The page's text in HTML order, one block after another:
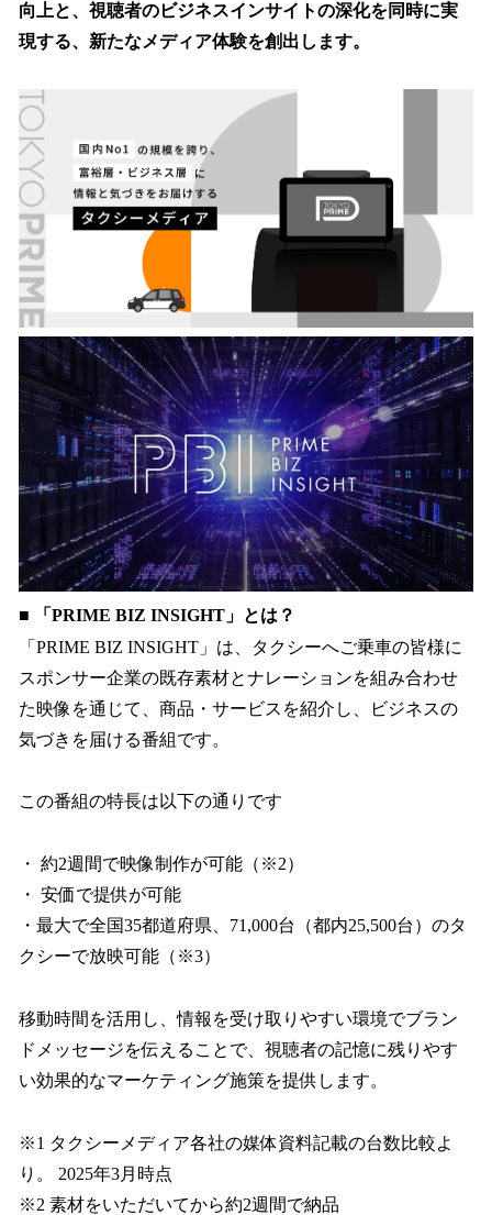
向上と、視聴者のビジネスインサイトの深化を同時に実
現する、新たなメディア体験を創出します。
■ 「PRIME BIZ INSIGHT」とは？
「PRIME BIZ INSIGHT」は、タクシーへご乗車の皆様に
スポンサー企業の既存素材とナレーションを組み合わせ
た映像を通じて、商品・サービスを紹介し、ビジネスの
気づきを届ける番組です。
この番組の特長は以下の通りです
・ 約2週間で映像制作が可能（※2）
・ 安価で提供が可能
・最大で全国35都道府県、71,000台（都内25,500台）のタ
クシーで放映可能（※3）
移動時間を活用し、情報を受け取りやすい環境でブラン
ドメッセージを伝えることで、視聴者の記憶に残りやす
い効果的なマーケティング施策を提供します。
※1 タクシーメディア各社の媒体資料記載の台数比較よ
り。 2025年3月時点
※2 素材をいただいてから約2週間で納品